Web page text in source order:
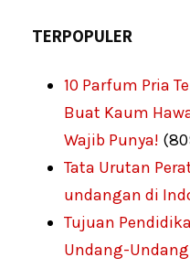
TERPOPULER
10 Parfum Pria
Buat Kaum
Wajib Punya!
Tata Urutan
undangan di
Tujuan
Undang-Undang